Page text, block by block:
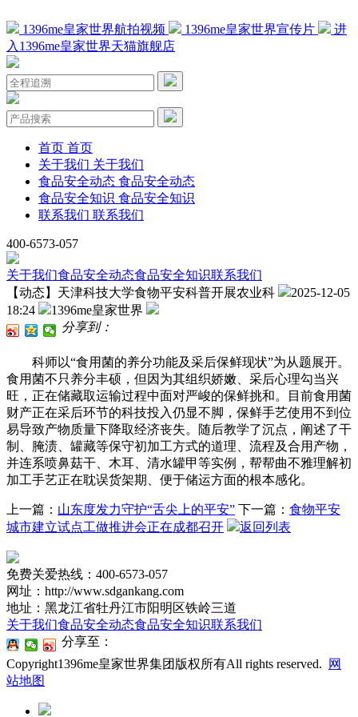
1396me皇家世界航拍视频 1396me皇家世界宣传片
进
入1396me皇家世界天猫旗舰店
首页 首页
关于我们 关于我们
食品安全动态 食品安全动态
食品安全知识 食品安全知识
联系我们 联系我们
400-6573-057
关于我们食品安全动态食品安全知识联系我们
【动态】天津科技大学食物平安科普开展农业科
2025-12-05
18:24
1396me皇家世界
分享到：
科师以“食用菌的养分功能及采后保鲜现状”为从题展开。
食用菌不只养分丰硕，但因为其组织娇嫩、采后心理勾当兴
旺，正在储藏取运输过程中面对严峻的保鲜挑和。目前食用菌
财产正在采后环节的科技投入仍显不脚，保鲜手艺使用不到位
易导致产物质量下降取经济丧失。随后教学了沉点，阐述了干
制、腌渍、罐藏等保守初加工方式的道理、流程及合用产物，
并连系喷鼻菇干、木耳、清水罐甲等实例，帮帮曲不雅理解初
加工手艺正在耽误货架期、便于储运方面的根本感化。
上一篇： 山东度发力守护“舌尖上的平安” 下一篇： 食物平安
城市建立试点工做推进会正在成都召开
返回列表
免费关爱热线：400-6573-057
网址：http://www.sdgankang.com
地址：黑龙江省牡丹江市阳明区铁岭三道
关于我们食品安全动态食品安全知识联系我们
分享至：
Copyright1396me皇家世界集团版权所有All rights reserved.
网
站地图